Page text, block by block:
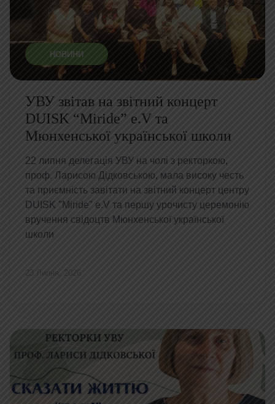
НОВИНИ
УВУ звітав на звітний концерт
DUISK “Miride” e.V та
Мюнхенської української школи
​22 липня делегація УВУ на чолі з ректоркою,
проф. Ларисою Дідковською, мала високу честь
та приємність завітати на звітний концерт центру
DUISK "Miride" e.V та першу урочисту церемонію
вручення свідоцтв Мюнхенської української
школи
23 Липня, 2026